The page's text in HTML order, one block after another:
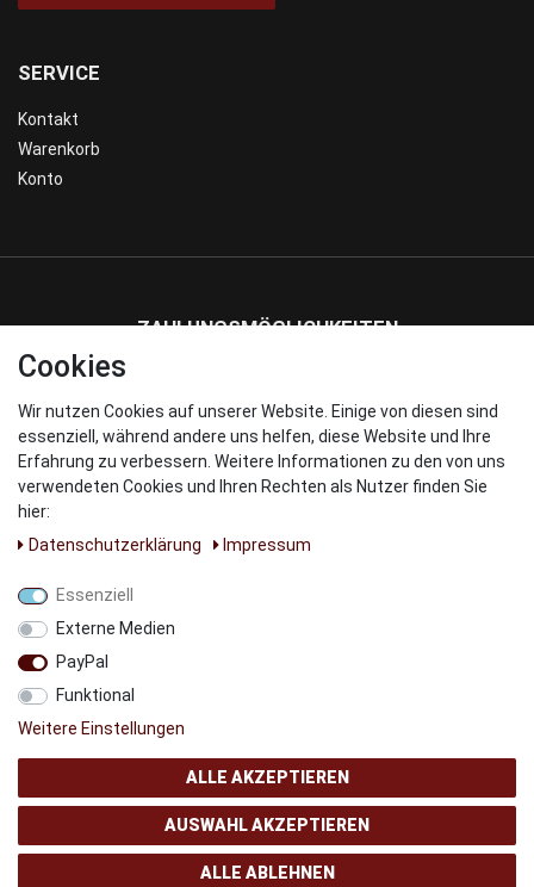
SERVICE
Kontakt
Warenkorb
Konto
ZAHLUNGSMÖGLICHKEITEN
WIR VERSENDEN MIT
© Copyright 2024 AB GSMshop.at GmbH. All rights reserved
Cookies
Wir nutzen Cookies auf unserer Website. Einige von diesen sind
essenziell, während andere uns helfen, diese Website und Ihre
Erfahrung zu verbessern. Weitere Informationen zu den von uns
verwendeten Cookies und Ihren Rechten als Nutzer finden Sie
hier:
Daten­schutz­erklärung
Impressum
Essenziell
Externe Medien
PayPal
Funktional
Weitere Einstellungen
ALLE AKZEPTIEREN
AUSWAHL AKZEPTIEREN
ALLE ABLEHNEN